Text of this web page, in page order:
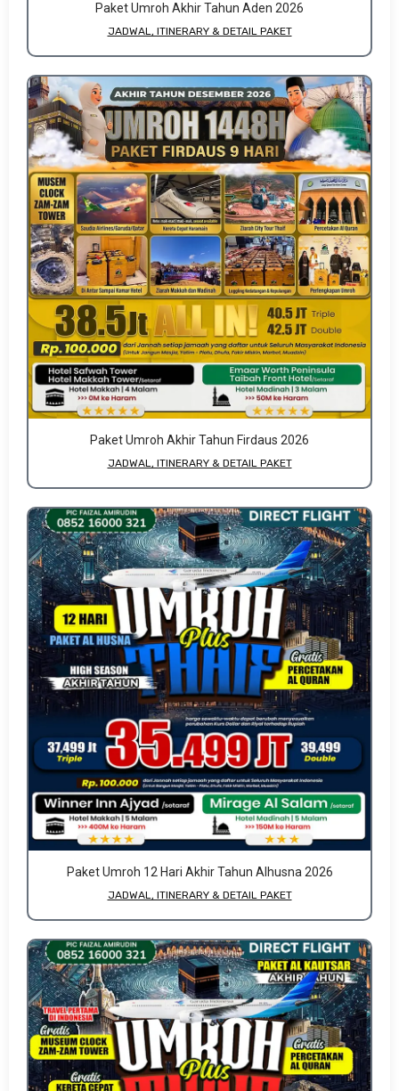
Paket Umroh Akhir Tahun Aden 2026
JADWAL, ITINERARY & DETAIL PAKET
Paket Umroh Akhir Tahun Firdaus 2026
JADWAL, ITINERARY & DETAIL PAKET
Paket Umroh 12 Hari Akhir Tahun Alhusna 2026
JADWAL, ITINERARY & DETAIL PAKET